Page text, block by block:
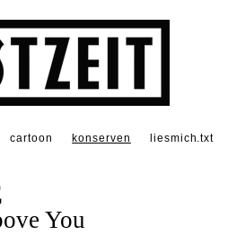
cartoon konserven liesmich.txt
You